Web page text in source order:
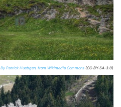
By Patrick Huebgen, from Wikimedia Commons (CC-BY-SA-3.0)